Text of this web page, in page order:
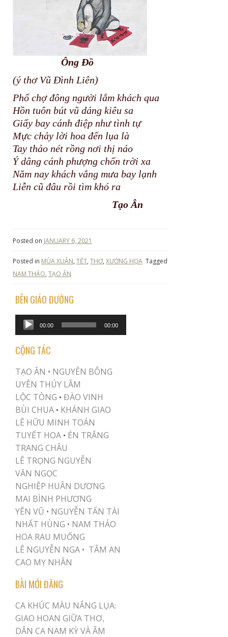
Ông Đồ
(ý thơ Vũ Đình Liên)
Phố chợ đông người lắm khách qua
Hồn tuôn bút vũ dáng kiêu sa
Giấy bay cánh điệp như tình tự
Mực chảy lời hoa đến lụa là
Tay thảo nét rồng nơi thị náo
Ý dâng cánh phượng chốn trời xa
Năm nay khách vắng mưa bay lạnh
Liễn cũ đâu rồi tìm khó ra
Tạo Ân
Posted on JANUARY 6, 2021
Posted in MÙA XUÂN, TẾT, THƠ, XƯỚNG HỌA Tagged
NAM THẢO, TẠO ÂN
BÊN GIÁO ĐƯỜNG
Audio
Player
00:00 00:00
CỘNG TÁC
TẠO ÂN • NGUYÊN BÔNG
UYÊN THÚY LÂM
LỘC TÒNG • ĐÀO VINH
BÙI CHUA • KHÁNH GIAO
LÊ HỮU MINH TOÁN
TUYẾT HOA • ÉN TRẮNG
TRANG CHÂU
LÊ TRỌNG NGUYỄN
VĂN NGỌC
NGHIỆP HUÂN DƯƠNG
MAI BÌNH PHƯƠNG
YÊN VŨ • NGUYỄN TẤN TÀI
NHẤT HÙNG • NAM THẢO
HOA RAU MUỐNG
LÊ NGUYỄN NGA • TÂM AN
CAO MỴ NHÂN
BÀI MỚI ĐĂNG
CA KHÚC MÀU NẮNG LỤA:
GIAO HOAN GIỮA THƠ,
DÂN CA NAM KỲ VÀ ÂM